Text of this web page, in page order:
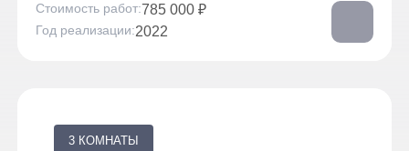
Стоимость работ 785 000 ₽
Год реализации 2022
3 КОМНАТЫ